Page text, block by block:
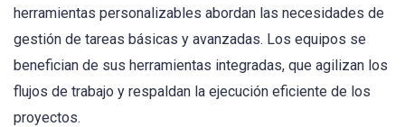
herramientas personalizables abordan las necesidades de
gestión de tareas básicas y avanzadas. Los equipos se
benefician de sus herramientas integradas, que agilizan los
flujos de trabajo y respaldan la ejecución eficiente de los
proyectos.